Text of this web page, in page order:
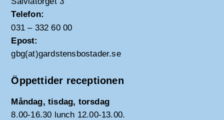
Telefon:
031 – 332 60 00
Epost:
gbg(at)gardstensbostader.se
Öppettider receptionen
Måndag, tisdag, torsdag
8.00-16.30 lunch 12.00-13.00.